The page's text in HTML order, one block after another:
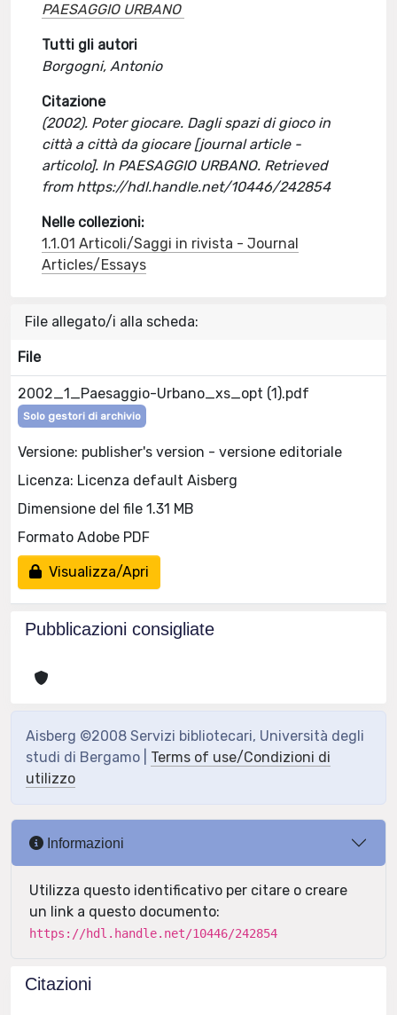
PAESAGGIO URBANO
Tutti gli autori
Borgogni, Antonio
Citazione
(2002). Poter giocare. Dagli spazi di gioco in
città a città da giocare [journal article -
articolo]. In PAESAGGIO URBANO. Retrieved
from https://hdl.handle.net/10446/242854
Nelle collezioni:
1.1.01 Articoli/Saggi in rivista - Journal
Articles/Essays
File allegato/i alla scheda:
File
2002_1_Paesaggio-Urbano_xs_opt (1).pdf
Solo gestori di archivio
Versione: publisher's version - versione editoriale
Licenza: Licenza default Aisberg
Dimensione del file 1.31 MB
Formato Adobe PDF
Visualizza/Apri
Pubblicazioni consigliate
Aisberg ©2008 Servizi bibliotecari, Università degli
studi di Bergamo | Terms of use/Condizioni di
utilizzo
Informazioni
Utilizza questo identificativo per citare o creare
un link a questo documento:
https://hdl.handle.net/10446/242854
Citazioni